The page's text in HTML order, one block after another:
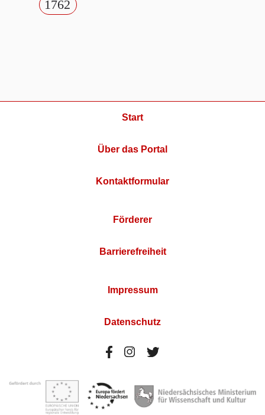
1762
Start
Über das Portal
Kontaktformular
Förderer
Barrierefreiheit
Impressum
Datenschutz